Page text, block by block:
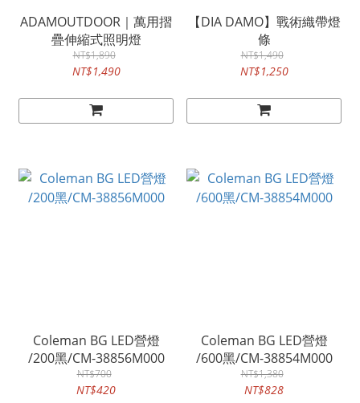
ADAMOUTDOOR｜萬用摺
疊伸縮式照明燈
NT$1,890
NT$1,490
【DIA DAMO】戰術織帶燈
條
NT$1,490
NT$1,250
Coleman BG LED營燈
/200黑/CM-38856M000
NT$700
NT$420
Coleman BG LED營燈
/600黑/CM-38854M000
NT$1,380
NT$828